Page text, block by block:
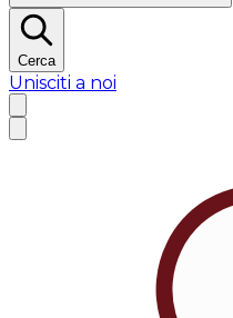
Cerca
Unisciti a noi